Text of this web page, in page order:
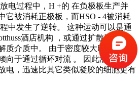
电过程中，H +的 在负极板生产并
它被消耗正极板，而HSO - 4被消耗
中发生了逆转。 这种运动可以是通
酒店机构 ，或通过扩散穿过介
质介质中。 由于密度较大时，硫酸
向于通过循环对流 。 因此液体培养
电，迅速比其它类似凝胶的细胞更有